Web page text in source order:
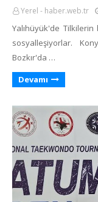
Yerel - haber.web.tr
Yalıhüyük'de
sosyalleşiyorlar.
Bozkır'da …
Devamı